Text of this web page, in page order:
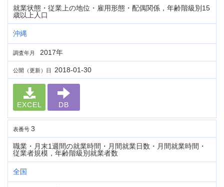
就業状態・従業上の地位・雇用形態・配偶関係，年齢階級別15
歳以上人口
沖縄
調査年月 2017年
公開（更新）日 2018-01-30
EXCEL DB
表番号 3
職業・月末1週間の就業時間・月間就業日数・月間就業時間・
従業者規模，年齢階級別就業者数
全国